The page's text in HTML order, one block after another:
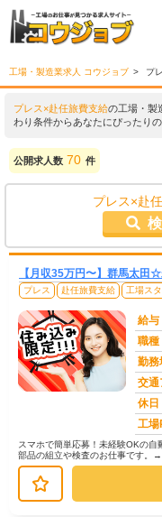
工場・製造業求人 コウジョブ プ
プレス×赴任旅費支給の工場・製
わり条件からあなたにぴったり
公開求人数 70 件
プレス×赴
【月収35万円〜】群馬太田
プレス 赴任旅費支給 工場ス
給与
職種
勤務
交通
休日
工場
スマホで簡単応募！未経験OKの
部品の組立や検査のお仕事です。
製造された部品を扱います。☆ラ